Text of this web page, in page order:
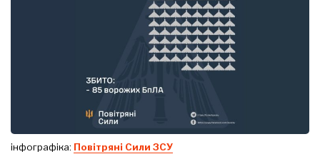
інфографіка: Повітряні Сили ЗСУ